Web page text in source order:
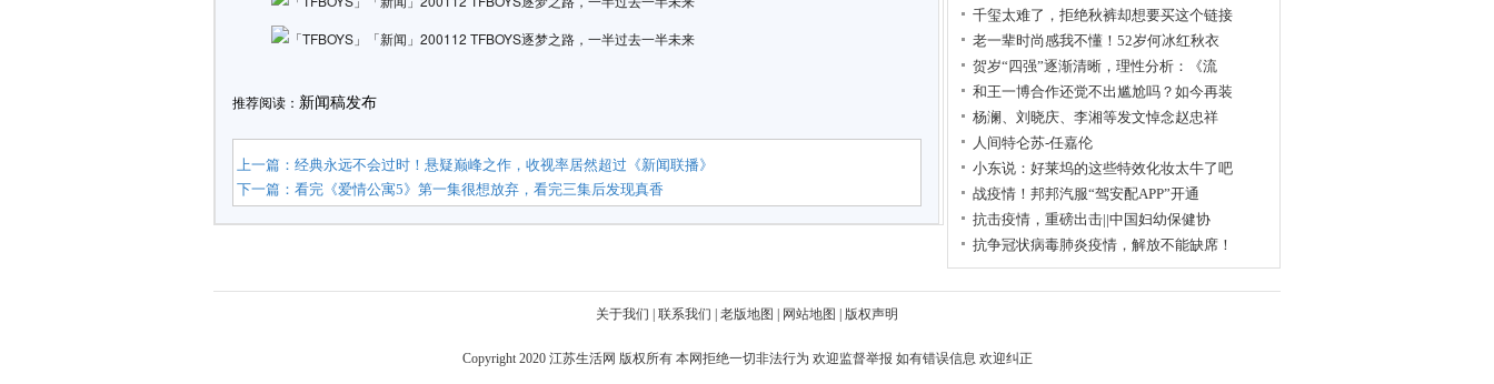
推荐阅读： 新闻稿发布
上一篇：经典永远不会过时！悬疑巅峰之作，收视率居然超过《新闻联播》
下一篇：看完《爱情公寓5》第一集很想放弃，看完三集后发现真香
千玺太难了，拒绝秋裤却想要买这个链接
老一辈时尚感我不懂！52岁何冰红秋衣
贺岁“四强”逐渐清晰，理性分析：《流
和王一博合作还觉不出尴尬吗？如今再装
杨澜、刘晓庆、李湘等发文悼念赵忠祥
人间特仑苏-任嘉伦
小东说：好莱坞的这些特效化妆太牛了吧
战疫情！邦邦汽服“驾安配APP”开通
抗击疫情，重磅出击||中国妇幼保健协
抗争冠状病毒肺炎疫情，解放不能缺席！
关于我们 联系我们 老版地图 网站地图 版权声明
Copyright 2020 江苏生活网 版权所有 本网拒绝一切非法行为 欢迎监督举报 如有错误信息 欢迎纠正